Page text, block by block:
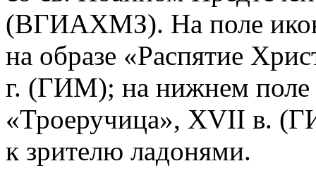
(ВГИАХМЗ). На поле
на образе «Распятие
г. (ГИМ); на нижнем
«Троеручица», XVII в.
к зрителю ладонями.